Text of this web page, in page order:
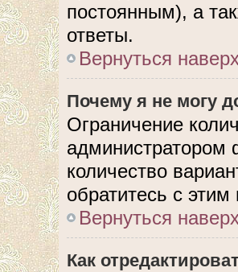
постоянным), а
ответы.
Вернуться
Почему я не могу
Ограничение
количество
обратитесь с
Вернуться
Как